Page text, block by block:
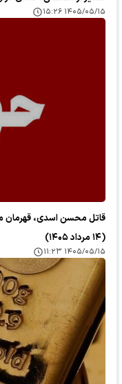
۱۴۰۵/۰۵/۱۵ ۱۵:۲۶
قاتل محسن اسدی، قهرمان
(۱۴ مرداد ۱۴۰۵)
۱۴۰۵/۰۵/۱۵ ۱۱:۲۳